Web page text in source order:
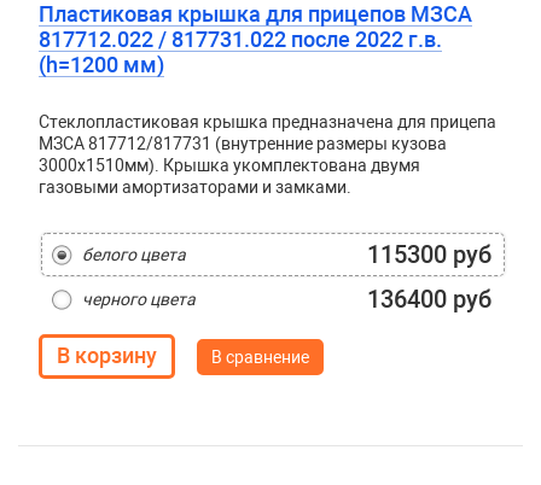
Пластиковая крышка для прицепов МЗСА
817712.022 / 817731.022 после 2022 г.в.
(h=1200 мм)
Стеклопластиковая крышка предназначена для прицепа
МЗСА 817712/817731 (внутренние размеры кузова
3000x1510мм). Крышка укомплектована двумя
газовыми амортизаторами и замками.
белого цвета 115300 руб
черного цвета 136400 руб
В сравнение